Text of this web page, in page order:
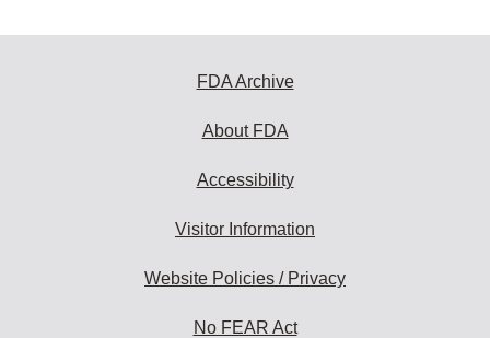
FDA Archive
About FDA
Accessibility
Visitor Information
Website Policies / Privacy
No FEAR Act